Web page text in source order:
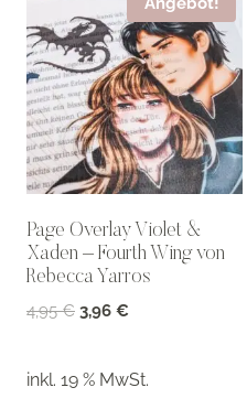
Page Overlay Violet &
Xaden – Fourth Wing von
Rebecca Yarros
4,95€ Ursprünglicher
4,95 €
3,96 €
3,96 €.
inkl. 19 % MwSt.